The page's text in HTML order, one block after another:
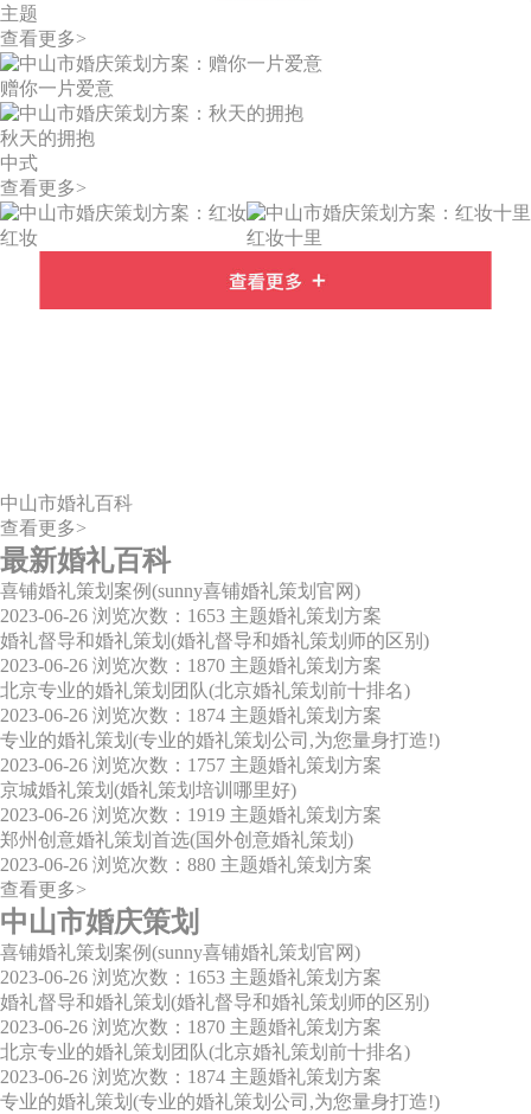
主题
查看更多>
赠你一片爱意
秋天的拥抱
中式
查看更多>
红妆 红妆十里
中山市婚礼百科
查看更多>
最新婚礼百科
喜铺婚礼策划案例(sunny喜铺婚礼策划官网)
2023-06-26 浏览次数：1653 主题婚礼策划方案
婚礼督导和婚礼策划(婚礼督导和婚礼策划师的区别)
2023-06-26 浏览次数：1870 主题婚礼策划方案
北京专业的婚礼策划团队(北京婚礼策划前十排名)
2023-06-26 浏览次数：1874 主题婚礼策划方案
专业的婚礼策划(专业的婚礼策划公司,为您量身打造!)
2023-06-26 浏览次数：1757 主题婚礼策划方案
京城婚礼策划(婚礼策划培训哪里好)
2023-06-26 浏览次数：1919 主题婚礼策划方案
郑州创意婚礼策划首选(国外创意婚礼策划)
2023-06-26 浏览次数：880 主题婚礼策划方案
查看更多>
中山市婚庆策划
喜铺婚礼策划案例(sunny喜铺婚礼策划官网)
2023-06-26 浏览次数：1653 主题婚礼策划方案
婚礼督导和婚礼策划(婚礼督导和婚礼策划师的区别)
2023-06-26 浏览次数：1870 主题婚礼策划方案
北京专业的婚礼策划团队(北京婚礼策划前十排名)
2023-06-26 浏览次数：1874 主题婚礼策划方案
专业的婚礼策划(专业的婚礼策划公司,为您量身打造!)